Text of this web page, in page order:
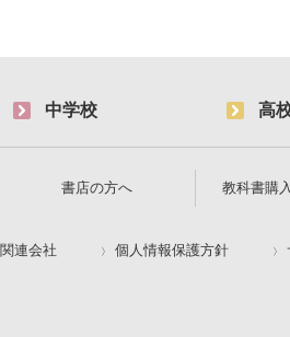
中学校 高
書店の方へ 教科書購
関連会社 個人情報保護方針